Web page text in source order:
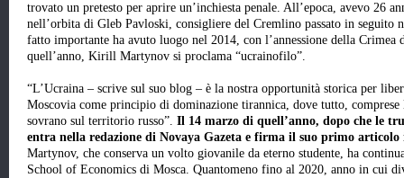
trovato un pretesto per aprire un’inchiesta penale. All’epoca, avevo 26
nell’orbita di Gleb Pavloski, consigliere del Cremlino passato in seguito
fatto importante ha avuto luogo nel 2014, con l’annessione della Crimea
quell’anno, Kirill Martynov si proclama “ucrainofilo”.
“L’Ucraina – scrive sul suo blog – è la nostra opportunità storica per
Moscovia come principio di dominazione tirannica, dove tutto, comprese
sovrano sul territorio russo”. Il 14 marzo di quell’anno, dopo che le
entra nella redazione di Novaya Gazeta e firma il suo primo
Martynov, che conserva un volto giovanile da eterno studente, ha
School of Economics di Mosca. Quantomeno fino al 2020, anno in cui